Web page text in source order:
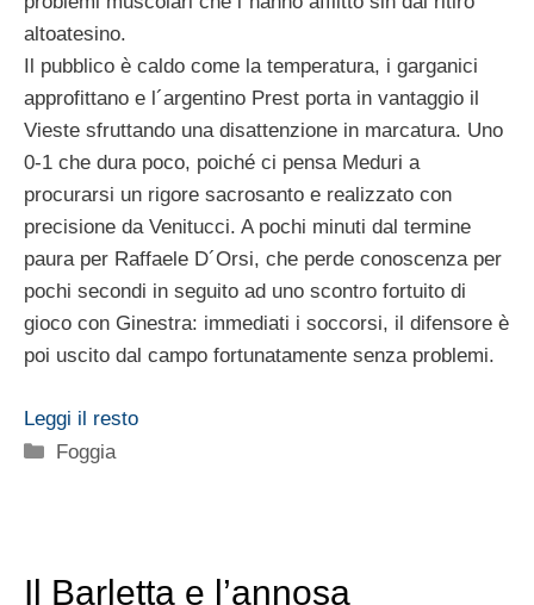
altoatesino.
Il pubblico è caldo come la temperatura, i garganici
approfittano e l´argentino Prest porta in vantaggio il
Vieste sfruttando una disattenzione in marcatura. Uno
0-1 che dura poco, poiché ci pensa Meduri a
procurarsi un rigore sacrosanto e realizzato con
precisione da Venitucci. A pochi minuti dal termine
paura per Raffaele D´Orsi, che perde conoscenza per
pochi secondi in seguito ad uno scontro fortuito di
gioco con Ginestra: immediati i soccorsi, il difensore è
poi uscito dal campo fortunatamente senza problemi.
Leggi il resto
Categorie
Foggia
Il Barletta e l’annosa